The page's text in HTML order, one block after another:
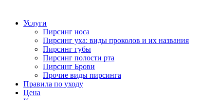
Услуги
Пирсинг носа
Пирсинг уха: виды проколов и их названия
Пирсинг губы
Пирсинг полости рта
Пирсинг Брови
Прочие виды пирсинга
Правила по уходу
Цена